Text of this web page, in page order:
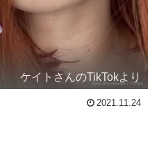
ケイトさんのTikTokより
2021.11.24